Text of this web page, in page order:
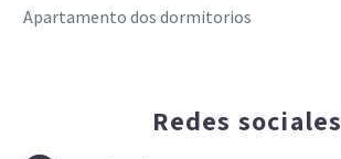
Apartamento dos dormitorios
Redes sociales